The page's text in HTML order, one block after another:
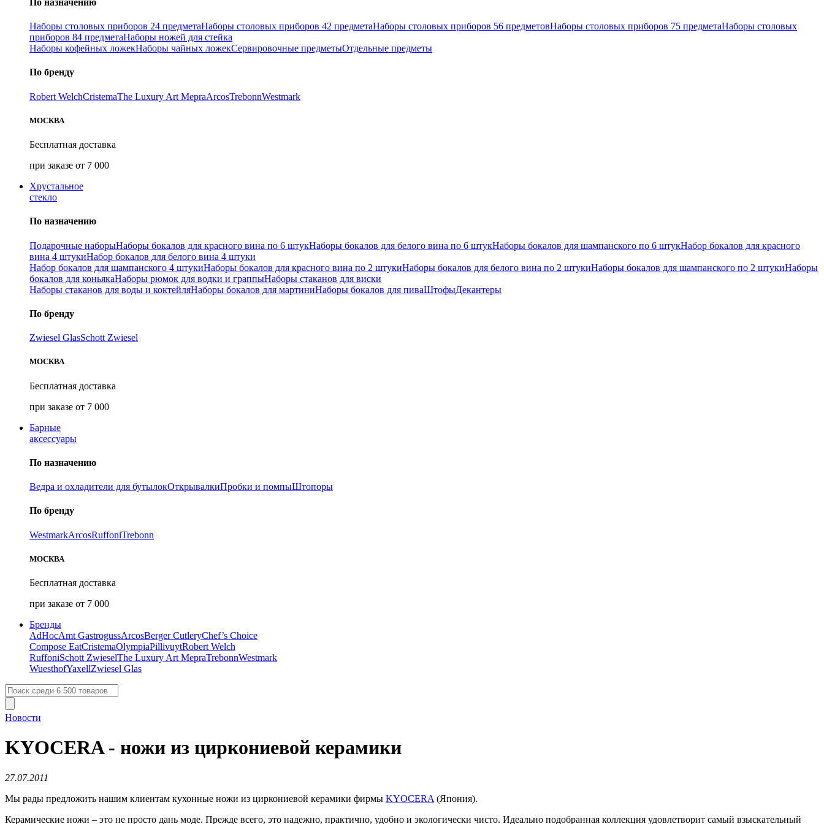
По назначению
Наборы столовых приборов 24 предметаНаборы столовых приборов 42 предметаНаборы столовых приборов 56 предметовНаборы столовых приборов 75 предметаНаборы столовых
приборов 84 предметаНаборы ножей для стейка
Наборы кофейных ложекНаборы чайных ложекСервировочные предметыОтдельные предметы
По бренду
Robert WelchCristemaThe Luxury Art MepraArcosTrebonnWestmark
МОСКВА
Бесплатная доставка
при заказе от 7 000
Хрустальное
стекло
По назначению
Подарочные наборыНаборы бокалов для красного вина по 6 штукНаборы бокалов для белого вина по 6 штукНаборы бокалов для шампанского по 6 штукНабор бокалов для красного
вина 4 штукиНабор бокалов для белого вина 4 штуки
Набор бокалов для шампанского 4 штукиНаборы бокалов для красного вина по 2 штукиНаборы бокалов для белого вина по 2 штукиНаборы бокалов для шампанского по 2 штукиНаборы
бокалов для коньякаНаборы рюмок для водки и граппыНаборы стаканов для виски
Наборы стаканов для воды и коктейляНаборы бокалов для мартиниНаборы бокалов для пиваШтофыДекантеры
По бренду
Zwiesel GlasSchott Zwiesel
МОСКВА
Бесплатная доставка
при заказе от 7 000
Барные
аксессуары
По назначению
Ведра и охладители для бутылокОткрывалкиПробки и помпыШтопоры
По бренду
WestmarkArcosRuffoniTrebonn
МОСКВА
Бесплатная доставка
при заказе от 7 000
Бренды
AdHocAmt GastrogussArcosBerger CutleryChef’s Choice
Compose EatCristemaOlympiaPillivuytRobert Welch
RuffoniSchott ZwieselThe Luxury Art MepraTrebonnWestmark
WuesthofYaxellZwiesel Glas
Новости
​KYOCERA - ножи из циркониевой керамики
27.07.2011
Мы рады предложить нашим клиентам кухонные ножи из циркониевой керамики фирмы KYOCERA (Япония).
Керамические ножи – это не просто дань моде. Прежде всего, это надежно, практично, удобно и экологически чисто. Идеально подобранная коллекция удовлетворит самый взыскательный